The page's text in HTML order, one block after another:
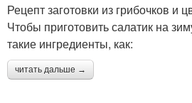
Рецепт заготовки из грибочков и
Чтобы приготовить салатик на
такие ингредиенты, как:
читать дальше →